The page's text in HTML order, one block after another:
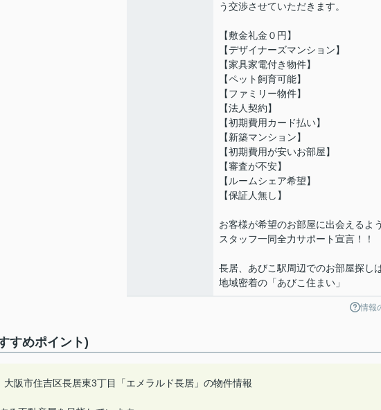
う交渉させていただきます。
【敷金礼金０円】
【デザイナーズマンション】
【家具家電付き物件】
【ペット飼育可能】
【ファミリー物件】
【法人契約】
【初期費用カード払い】
【新築マンション】
【初期費用が安いお部屋】
【審査が不安】
【ルームシェア希望】
【保証人無し】
お客様が希望のお部屋に出会えるよ
スタッフ一同全力サポート宣言！！
長居、あびこ駅周辺でのお部屋探し
地域密着の「あびこ住まい」
情報
すめポイント)
阪市住吉区長居東3丁目「エメラルド長居」の物件情報